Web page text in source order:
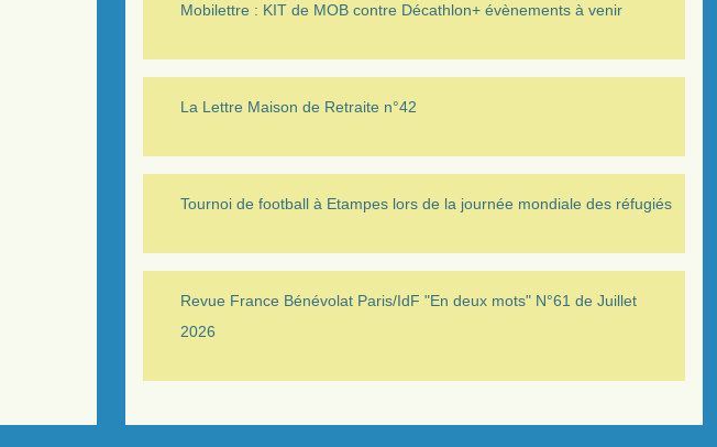
Mobilettre : KIT de MOB contre Décathlon+ évènements à venir
La Lettre Maison de Retraite n°42
Tournoi de football à Etampes lors de la journée mondiale des réfugiés
Revue France Bénévolat Paris/IdF "En deux mots" N°61 de Juillet
2026